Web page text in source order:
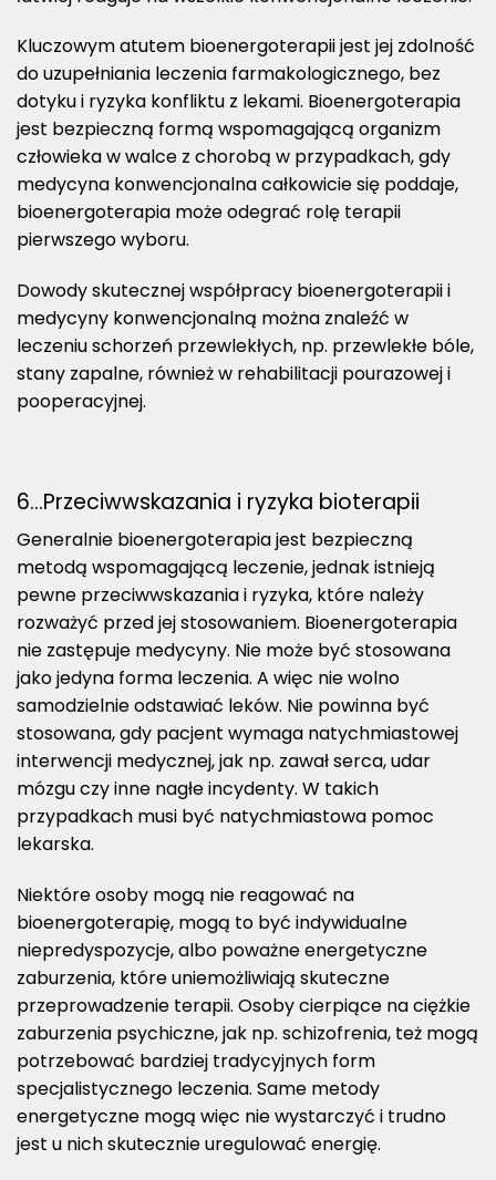
Kluczowym atutem bioenergoterapii jest jej zdolność
do uzupełniania leczenia farmakologicznego, bez
dotyku i ryzyka konfliktu z lekami. Bioenergoterapia
jest bezpieczną formą wspomagającą organizm
człowieka w walce z chorobą w przypadkach, gdy
medycyna konwencjonalna całkowicie się poddaje,
bioenergoterapia może odegrać rolę terapii
pierwszego wyboru.
Dowody skutecznej współpracy bioenergoterapii i
medycyny konwencjonalną można znaleźć w
leczeniu schorzeń przewlekłych, np. przewlekłe bóle,
stany zapalne, również w rehabilitacji pourazowej i
pooperacyjnej.
6…Przeciwwskazania i ryzyka bioterapii
Generalnie bioenergoterapia jest bezpieczną
metodą wspomagającą leczenie, jednak istnieją
pewne przeciwwskazania i ryzyka, które należy
rozważyć przed jej stosowaniem. Bioenergoterapia
nie zastępuje medycyny. Nie może być stosowana
jako jedyna forma leczenia. A więc nie wolno
samodzielnie odstawiać leków. Nie powinna być
stosowana, gdy pacjent wymaga natychmiastowej
interwencji medycznej, jak np. zawał serca, udar
mózgu czy inne nagłe incydenty. W takich
przypadkach musi być natychmiastowa pomoc
lekarska.
Niektóre osoby mogą nie reagować na
bioenergoterapię, mogą to być indywidualne
niepredyspozycje, albo poważne energetyczne
zaburzenia, które uniemożliwiają skuteczne
przeprowadzenie terapii. Osoby cierpiące na ciężkie
zaburzenia psychiczne, jak np. schizofrenia, też mogą
potrzebować bardziej tradycyjnych form
specjalistycznego leczenia. Same metody
energetyczne mogą więc nie wystarczyć i trudno
jest u nich skutecznie uregulować energię.